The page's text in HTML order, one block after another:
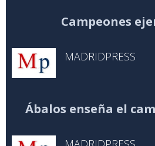
Campeones
MADRIDPRESS
Ábalos enseña el